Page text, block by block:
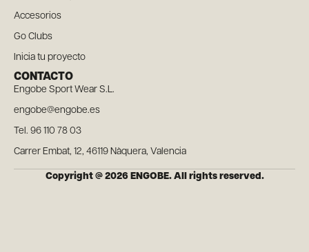
Accesorios
Go Clubs
Inicia tu proyecto
CONTACTO
Engobe Sport Wear S.L.
engobe@engobe.es
Tel. 96 110 78 03
Carrer Embat, 12, 46119 Nàquera, Valencia
Copyright @ 2026 ENGOBE. All rights reserved.